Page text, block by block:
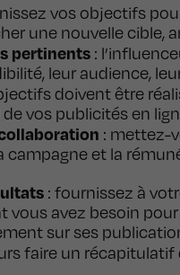
vos objectifs
une nouvelle cible,
pertinents :
leur audience,
doivent être
de vos publicités en
: mettez-
campagne et la
: fournissez à
vous avez besoin
sur ses
faire un récapitulatif